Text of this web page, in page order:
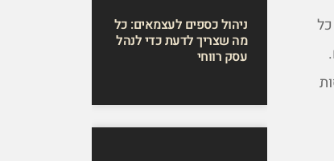
ניהול כספים לעצמאים: כל
מה שצריך לדעת כדי לנהל
עסק רווחי